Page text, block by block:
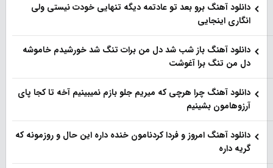
دانلود آهنگ برو بعد تو عادتمه دیگه تنهایی خودت نیستی ولی
انگاری اینجایی
دانلود آهنگ باز شب شد دل من برات تنگ شد خورشیدم خاموشه
دل من تنگ برا آغوشت
دانلود آهنگ چرا هرچی که میریم جلو بازم نمیبینیم آخه تا کجا پای
آرزوهامون بشینیم
دانلود آهنگ امروز و فردا کردنامون خنده داره این حال و روزمونه که
گریه داره